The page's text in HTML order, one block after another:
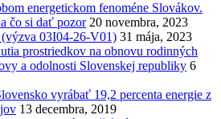
energetickom fenoméne Slovákov.
čo si dať pozor 20 novembra, 2023
03I04-26-V01) 31 mája, 2023
prostriedkov na obnovu rodinných
a odolnosti Slovenskej republiky 6
vyrábať 19,2 percenta energie z
13 decembra, 2019